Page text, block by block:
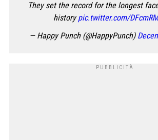
They set the record for the longest
historypic.twitter.com/
— Happy Punch (@HappyPunch)